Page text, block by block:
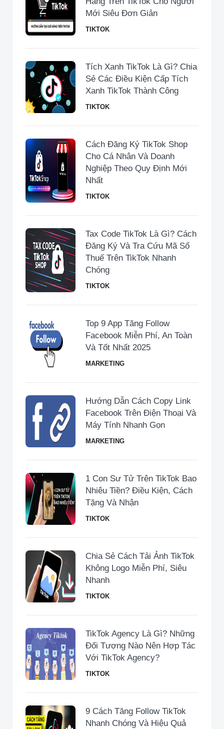
Mới Siêu Đơn Giản
TIKTOK
Tích Xanh TikTok Là Gì? Chia
Sẻ Các Điều Kiện Cấp Tích
Xanh TikTok Thành Công
TIKTOK
Cách Đăng Ký TikTok Shop
Cho Cá Nhân Và Doanh
Nghiệp Theo Quy Định Mới
Nhất
TIKTOK
Tax Code TikTok Là Gì? Cách
Đăng Ký Và Tra Cứu Mã Số
Thuế Trên TikTok Nhanh
Chóng
TIKTOK
Top 9 App Tăng Follow
Facebook Miễn Phí, An Toàn
Và Tốt Nhất 2025
MARKETING
Hướng Dẫn Cách Copy Link
Facebook Trên Điện Thoại Và
Máy Tính Nhanh Gọn
MARKETING
1 Con Sư Tử Trên TikTok Bao
Nhiêu Tiền​? Điều Kiện, Cách
Tặng Và Nhận
TIKTOK
Chia Sẻ Cách Tải Ảnh TikTok
Không Logo Miễn Phí, Siêu
Nhanh
TIKTOK
TikTok Agency Là Gì? Những
Đối Tượng Nào Nên Hợp Tác
Với TikTok Agency?
TIKTOK
9 Cách Tăng Follow TikTok
Nhanh Chóng Và Hiệu Quả